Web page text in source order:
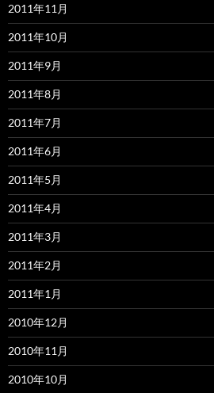
2011年11月
2011年10月
2011年9月
2011年8月
2011年7月
2011年6月
2011年5月
2011年4月
2011年3月
2011年2月
2011年1月
2010年12月
2010年11月
2010年10月